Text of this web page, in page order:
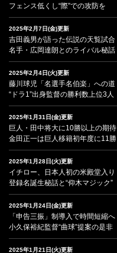
フェンス低くし“際”での攻防を
2025年2月7日(金)更新
吉田義男が語った伝説の天覧試合
名手・広岡達朗とのライバル秘話
2025年2月4日(火)更新
藤川球児「名選手名伯楽」への道
“ドラ1”出身監督の勝利数上位3人
2025年1月31日(金)更新
巨人・田中将大に10勝以上の期待
金田正一は巨人移籍初年度に11勝
2025年1月28日(火)更新
イチロー、日本人初の米殿堂入り
登録名誕生秘話と“仰木マジック”
2025年1月24日(金)更新
「申告三振」制導入で時間短縮へ
小久保裕紀監督“曲球”提案の是非
2025年1月21日(火)更新